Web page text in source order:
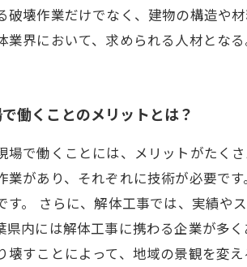
破壊作業だけでなく、建物の構造や
界において、求められる人材となる
働くことのメリットとは？
場で働くことには、メリットがたく
業があり、それぞれに技術が必要で
す。 さらに、解体工事では、実績や
県内には解体工事に携わる企業が多
壊すことによって、地域の景観を変